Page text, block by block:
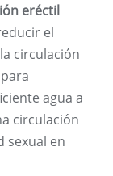
eréctil
el
circulación
agua a
circulación
sexual en